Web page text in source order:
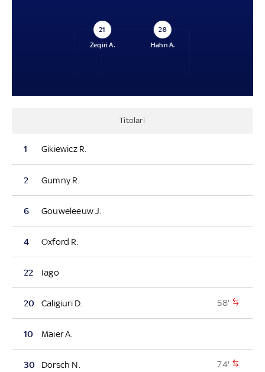
21
Zeqiri A.
28
Hahn A.
Titolari
1 Gikiewicz R.
2 Gumny R.
6 Gouweleeuw J.
4 Oxford R.
22 Iago
20 Caligiuri D. 58'
10 Maier A.
30 Dorsch N. 74'